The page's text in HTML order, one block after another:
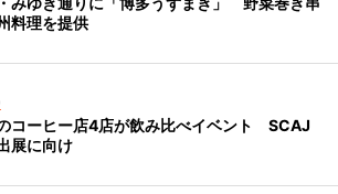
料理を提供
コーヒー店4店が飲み比べイベント SCAJ
展に向け